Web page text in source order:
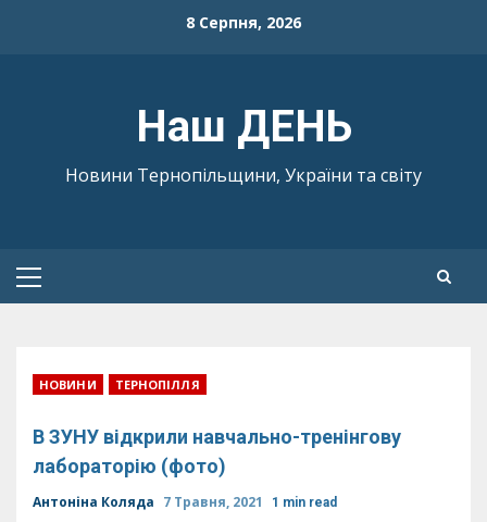
8 Серпня, 2026
Наш ДЕНЬ
Новини Тернопільщини, України та світу
Primary
НОВИНИ ТЕРНОПІЛЛЯ
В ЗУНУ відкрили навчально-тренінгову
лабораторію (фото)
Антоніна Коляда 7 Травня, 2021 1 min read